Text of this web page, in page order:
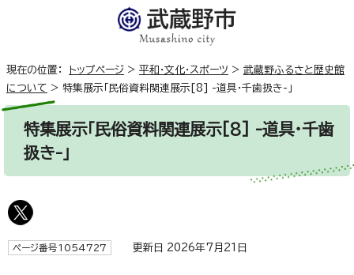
現在の位置： トップページ > 平和・文化・スポーツ > 武蔵野ふるさと歴史館
について
> 特集展示「民俗資料関連展示[8] -道具・千歯扱き-」
特集展示「民俗資料関連展示[8] -道具・千歯
扱き-」
ページ番号1054727 更新日 2026年7月21日